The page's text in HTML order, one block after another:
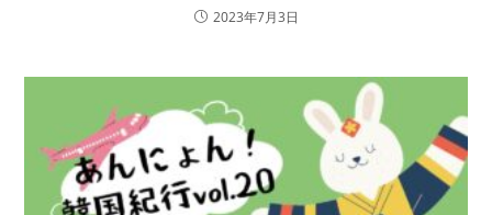
2023年7月3日